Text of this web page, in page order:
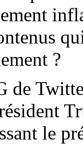
?
de
le